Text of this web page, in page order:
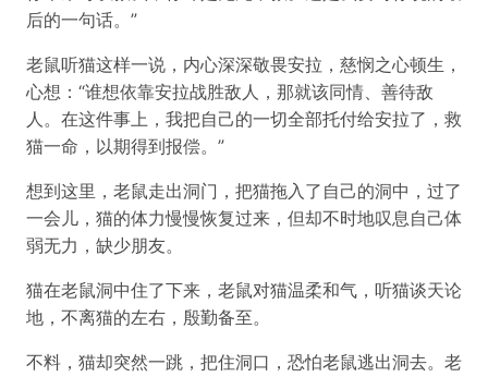
后的一句话。”
老鼠听猫这样一说，内心深深敬畏安拉，慈悯之心顿生，
心想：“谁想依靠安拉战胜敌人，那就该同情、善待敌
人。在这件事上，我把自己的一切全部托付给安拉了，救
猫一命，以期得到报偿。”
想到这里，老鼠走出洞门，把猫拖入了自己的洞中，过了
一会儿，猫的体力慢慢恢复过来，但却不时地叹息自己体
弱无力，缺少朋友。
猫在老鼠洞中住了下来，老鼠对猫温柔和气，听猫谈天论
地，不离猫的左右，殷勤备至。
不料，猫却突然一跳，把住洞口，恐怕老鼠逃出洞去。老